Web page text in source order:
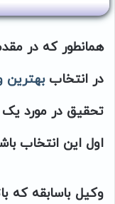
همانطور که در
در انتخاببهترین
تحقیق در مورد یک
اول این انتخاب
وکیل باسابقه که